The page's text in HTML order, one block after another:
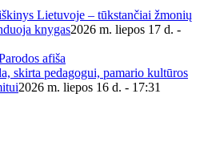
Lietuvoje – tūkstančiai žmonių
knygas2026 m. liepos 17 d. -
skirta pedagogui, pamario kultūros
2026 m. liepos 16 d. - 17:31